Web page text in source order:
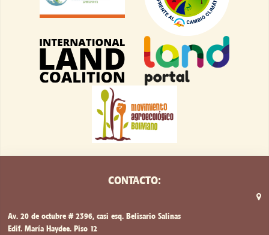
CONTACTO:
Av. 20 de octubre # 2396, casi esq. Belisario Salinas
Edif. María Haydee. Piso 12